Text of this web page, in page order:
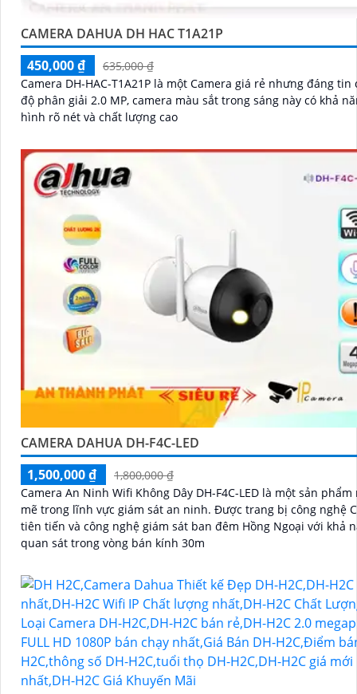
CAMERA DAHUA DH HAC T1A21P
450,000 ₫
635,000 ₫
Camera DH-HAC-T1A21P là một Camera giá rẻ nhưng đáng tin
độ phân giải 2.0 MP, camera màu sắt trong sáng này có khả
hình rõ nét và chất lượng cao
CAMERA DAHUA DH-F4C-LED
1,500,000 ₫
1,800,000 ₫
Camera An Ninh Wifi Không Dây DH-F4C-LED là một sản phẩm
mẽ trong lĩnh vực giám sát an ninh. Được trang bị công nghệ CMOS
tiên tiến và công nghệ giám sát ban đêm Hồng Ngoại với khả
quan sát trong vòng bán kính 30m